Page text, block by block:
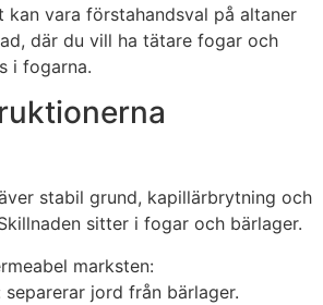
kan vara förstahandsval på altaner
där du vill ha tätare fogar och
i fogarna.
stabil grund, kapillärbrytning och
sitter i fogar och bärlager.
marksten:
separerar jord från bärlager.